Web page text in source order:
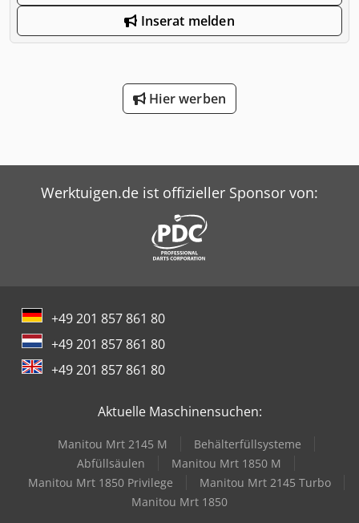
Inserat melden
Hier werben
Werktuigen.de ist offizieller Sponsor von:
+49 201 857 861 80
+49 201 857 861 80
+49 201 857 861 80
Aktuelle Maschinensuchen:
Manitou Mrt 2145 M
Behälterfüllsysteme
Abfüllsäulen
Manitou Mrt 1850 M
Manitou Mrt 1850 Privilege
Manitou Mrt 2145 Turbo
Manitou Mrt 1850